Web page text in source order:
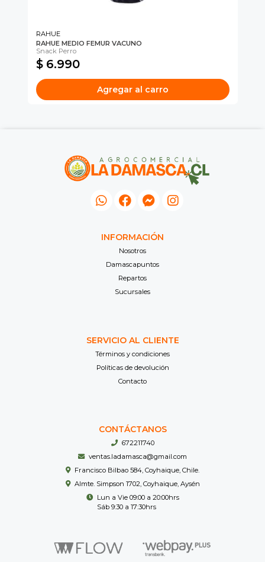
RAHUE
RAHUE MEDIO FEMUR VACUNO
Snack Perro
$ 6.990
Agregar al carro
INFORMACIÓN
Nosotros
Damascapuntos
Repartos
Sucursales
SERVICIO AL CLIENTE
Términos y condiciones
Políticas de devolución
Contacto
CONTÁCTANOS
672211740
ventas.ladamasca@gmail.com
Francisco Bilbao 584, Coyhaique, Chile.
Almte. Simpson 1702, Coyhaique, Aysén
Lun a Vie 09:00 a 20:00hrs
Sáb 9:30 a 17:30hrs